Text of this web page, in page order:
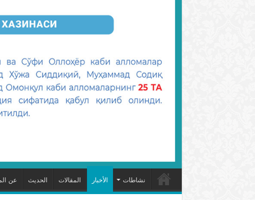
نشاطات الأخبار المقالات الحديث عن